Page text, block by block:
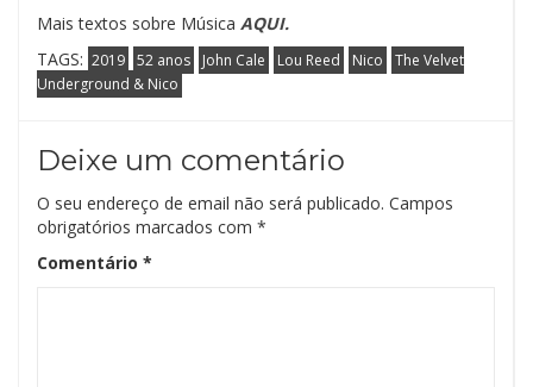
Mais textos sobre Música AQUI.
TAGS: 2019 52 anos John Cale Lou Reed Nico
The Velvet
Underground & Nico
Deixe um comentário
O seu endereço de email não será publicado. Campos
obrigatórios marcados com *
Comentário *